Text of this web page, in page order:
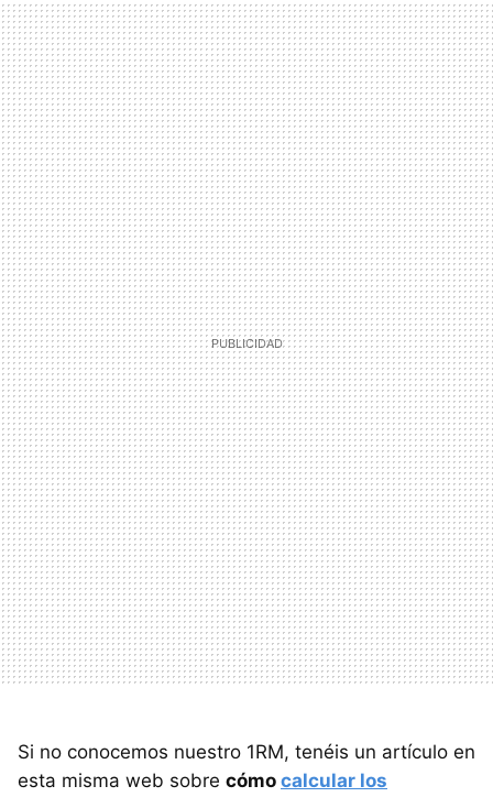
Si no conocemos nuestro 1RM, tenéis un artículo en
esta misma web sobre cómo calcular los